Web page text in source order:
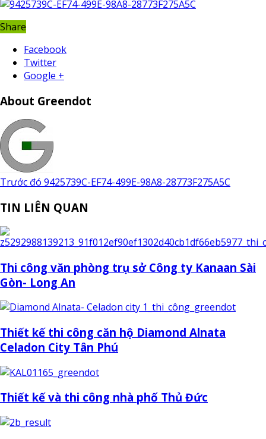
Share
Facebook
Twitter
Google +
About Greendot
Trước đó 9425739C-EF74-499E-98A8-28773F275A5C
TIN LIÊN QUAN
Thi công văn phòng trụ sở Công ty Kanaan Sài
Gòn- Long An
Thiết kế thi công căn hộ Diamond Alnata
Celadon City Tân Phú
Thiết kế và thi công nhà phố Thủ Đức